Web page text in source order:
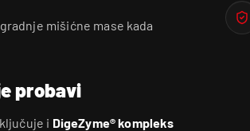
mišićne mase kada
probavi
i DigeZyme® kompleks